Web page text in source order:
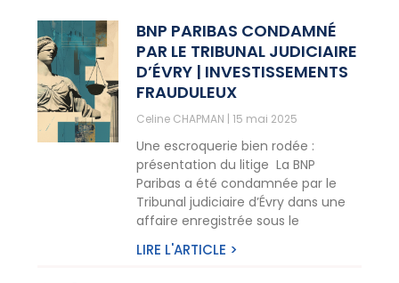
BNP PARIBAS CONDAMNÉ
PAR LE TRIBUNAL JUDICIAIRE
D’ÉVRY | INVESTISSEMENTS
FRAUDULEUX
Celine CHAPMAN 15 mai 2025
Une escroquerie bien rodée :
présentation du litige La BNP
Paribas a été condamnée par le
Tribunal judiciaire d’Évry dans une
affaire enregistrée sous le
LIRE L'ARTICLE >